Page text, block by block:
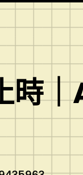
時